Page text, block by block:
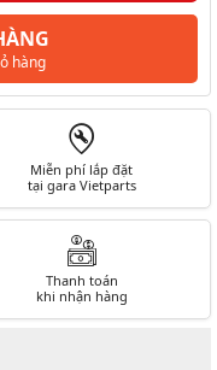
hàng
Miễn phí lắp đặt
tại gara Vietparts
Thanh toán
khi nhận hàng